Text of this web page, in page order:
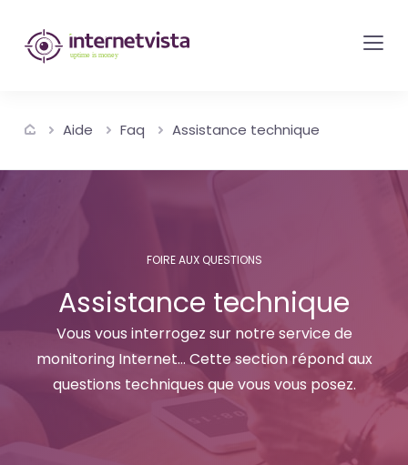
internetvista
monitoring
surveillance
de
site
services
internet-
Uptime
is
money
Aide Faq Assistance technique
FOIRE AUX QUESTIONS
Assistance technique
Vous vous interrogez sur notre service de
monitoring Internet... Cette section répond aux
questions techniques que vous vous posez.